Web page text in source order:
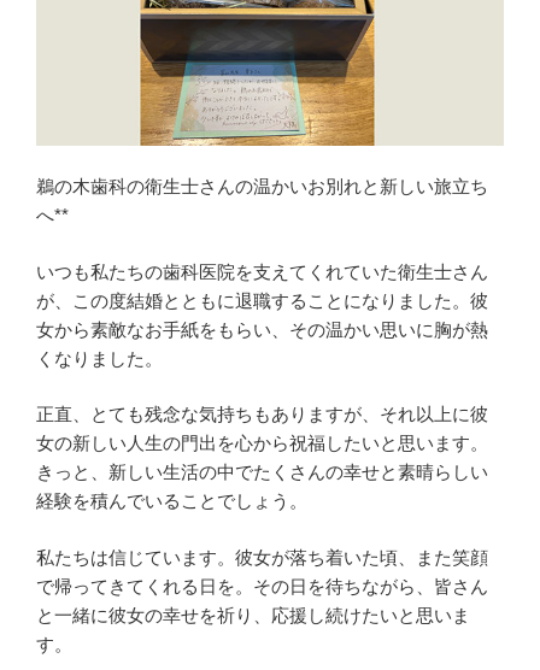
鵜の木歯科の衛生士さんの温かいお別れと新しい旅立ち
へ**
いつも私たちの歯科医院を支えてくれていた衛生士さん
が、この度結婚とともに退職することになりました。彼
女から素敵なお手紙をもらい、その温かい思いに胸が熱
くなりました。
正直、とても残念な気持ちもありますが、それ以上に彼
女の新しい人生の門出を心から祝福したいと思います。
きっと、新しい生活の中でたくさんの幸せと素晴らしい
経験を積んでいることでしょう。
私たちは信じています。彼女が落ち着いた頃、また笑顔
で帰ってきてくれる日を。その日を待ちながら、皆さん
と一緒に彼女の幸せを祈り、応援し続けたいと思いま
す。